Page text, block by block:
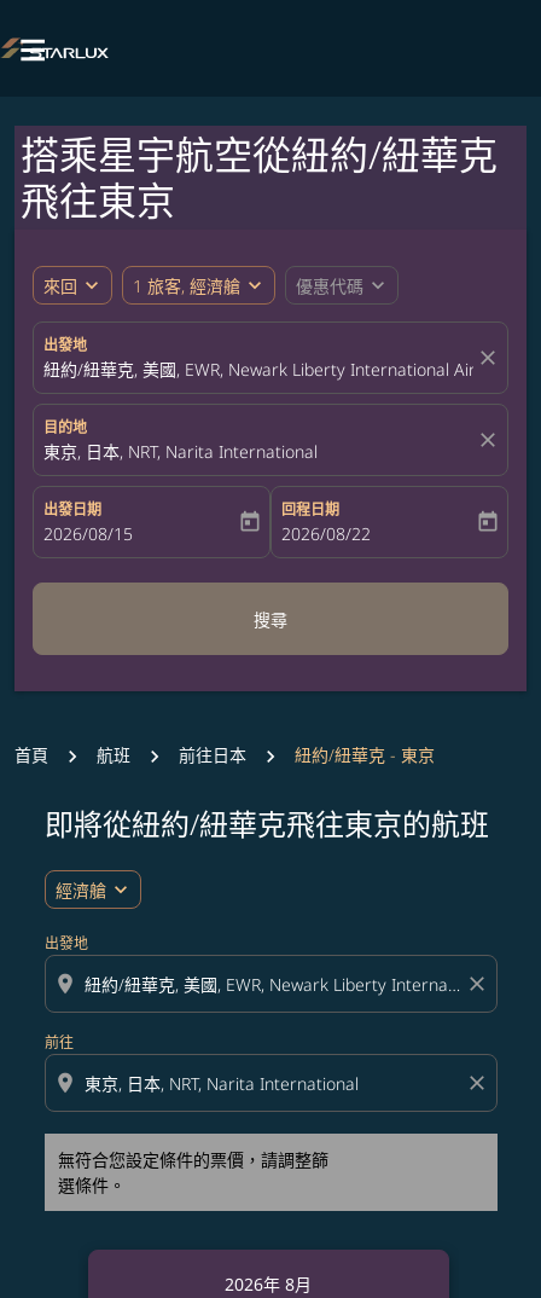

搭乘星宇航空從紐約/紐華克
飛往東京
來回 expand_more 1 旅客, 經濟艙 expand_more 優惠代碼 expand_more
出發地
紐約/紐華克, 美國, EWR, Newark Liberty International Airport
close
目的地
東京, 日本, NRT, Narita International close
出發日期
fc-booking-departure-date-aria-label
2026/08/15 today
回程日期
fc-booking-return-date-aria-label
2026/08/22 today
搜尋
首頁 航班 前往日本 紐約/紐華克 - 東京
即將從紐約/紐華克飛往東京的航班
經濟艙 expand_more
出發地
location_on close
前往
location_on close
無符合您設定條件的票價，請調整篩
選條件。
無符合您設定條件的票價，請調整篩選條件。
2026年 8月